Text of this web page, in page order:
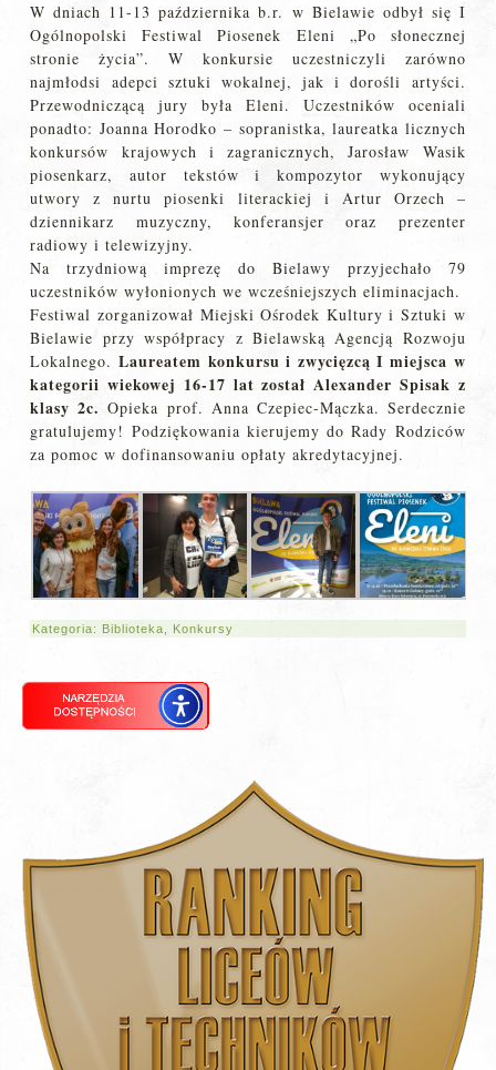
W dniach 11-13 października b.r. w Bielawie odbył się I
Ogólnopolski Festiwal Piosenek Eleni „Po słonecznej
stronie życia”. W konkursie uczestniczyli zarówno
najmłodsi adepci sztuki wokalnej, jak i dorośli artyści.
Przewodniczącą jury była Eleni. Uczestników oceniali
ponadto: Joanna Horodko – sopranistka, laureatka licznych
konkursów krajowych i zagranicznych, Jarosław Wasik
piosenkarz, autor tekstów i kompozytor wykonujący
utwory z nurtu piosenki literackiej i Artur Orzech –
dziennikarz muzyczny, konferansjer oraz prezenter
radiowy i telewizyjny.
Na trzydniową imprezę do Bielawy przyjechało 79
uczestników wyłonionych we wcześniejszych eliminacjach.
Festiwal zorganizował Miejski Ośrodek Kultury i Sztuki w
Bielawie przy współpracy z Bielawską Agencją Rozwoju
Lokalnego.Laureatem konkursu i zwycięzcą I miejsca w
kategorii wiekowej 16-17 lat został Alexander Spisak z
klasy 2c. Opieka prof. Anna Czepiec-Mączka. Serdecznie
gratulujemy! Podziękowania kierujemy do Rady Rodziców
za pomoc w dofinansowaniu opłaty akredytacyjnej.
Kategoria: Biblioteka, Konkursy